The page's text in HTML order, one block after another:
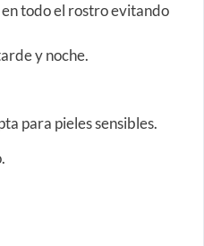
todo el rostro evitando
y noche.
para pieles sensibles.